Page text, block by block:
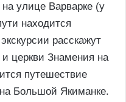
улице Варварке (у
находится
расскажут
церкви Знамения на
путешествие
Большой Якиманке.